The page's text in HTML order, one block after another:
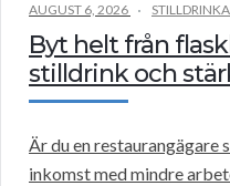
AUGUST 6, 2026
Byt helt från
stilldrink och
Är du en
inkomst med mindre